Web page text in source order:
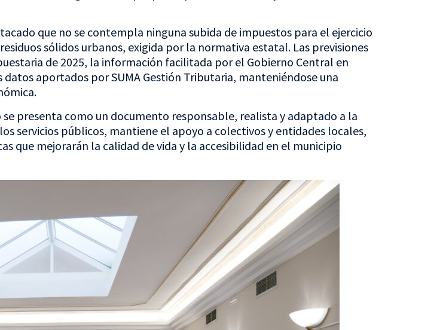
que no se contempla ninguna subida de impuestos para el ejercicio
sólidos urbanos, exigida por la normativa estatal. Las previsiones
de 2025, la información facilitada por el Gobierno Central en
aportados por SUMA Gestión Tributaria, manteniéndose una
presenta como un documento responsable, realista y adaptado a la
servicios públicos, mantiene el apoyo a colectivos y entidades locales,
que mejorarán la calidad de vida y la accesibilidad en el municipio